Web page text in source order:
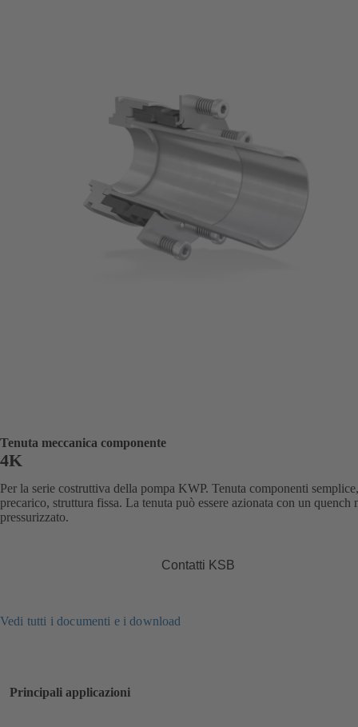
Tenuta meccanica componente
4K
Per la serie costruttiva della pompa KWP. Tenuta componenti
precarico, struttura fissa. La tenuta può essere azionata con un quench
pressurizzato.
Contatti KSB
Vedi tutti i documenti e i download
Principali applicazioni